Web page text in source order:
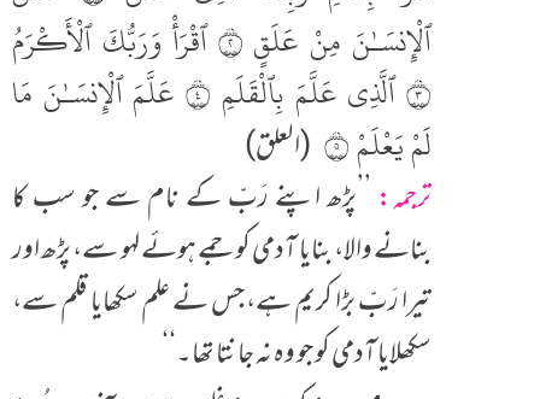
ٱلْإِنسَـٰنَ مِنْ عَلَقٍ ٢ ٱقْرَأْ وَرَبُّكَ ٱلْأَكْرَمُ
٣ ٱلَّذِى عَلَّمَ بِٱلْقَلَمِ ٤ عَلَّمَ ٱلْإِنسَـٰنَ مَا
لَمْ يَعْلَمْ ٥
(العلق)
ترجمہ: ’’پڑھ اپنے رَبّ کے نام سے جو سب کا
بنانے والا، بنایا آدمی کو جمے ہوئے لہو سے، پڑھ اور
تیرا رَبّ بڑا کریم ہے، جس نے علم سکھایا قلم سے،
سکھلایا آدمی کو جو وہ نہ جانتا تھا۔‘‘